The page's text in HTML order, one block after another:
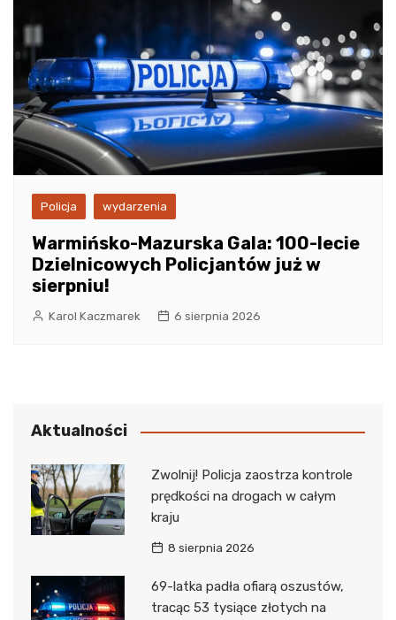
Policja wydarzenia
Warmińsko-Mazurska Gala: 100-lecie
Dzielnicowych Policjantów już w
sierpniu!
Karol Kaczmarek 6 sierpnia 2026
Aktualności
Zwolnij! Policja zaostrza kontrole
prędkości na drogach w całym
kraju
8 sierpnia 2026
69-latka padła ofiarą oszustów,
tracąc 53 tysiące złotych na